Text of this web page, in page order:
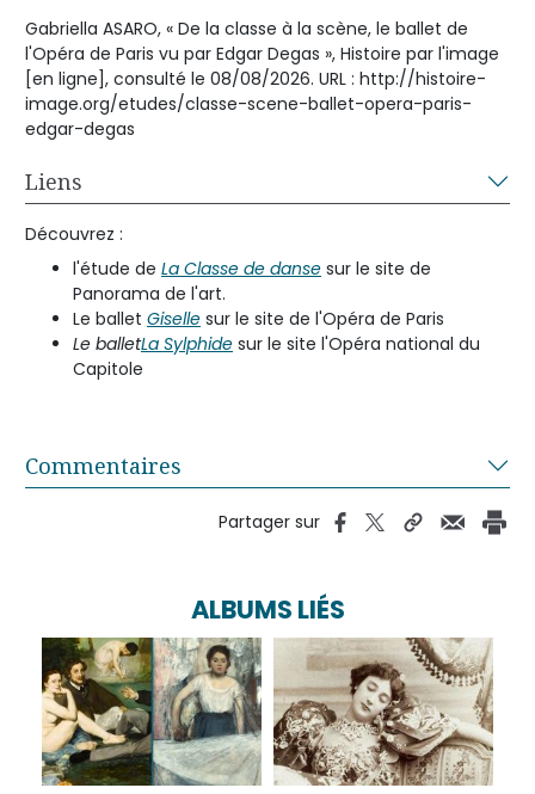
Gabriella ASARO, « De la classe à la scène, le ballet de
l'Opéra de Paris vu par Edgar Degas », Histoire par l'image
[en ligne], consulté le 08/08/2026. URL : http://histoire-
image.org/etudes/classe-scene-ballet-opera-paris-
edgar-degas
Liens
Découvrez :
l'étude de La Classe de danse sur le site de
Panorama de l'art.
Le ballet Giselle sur le site de l'Opéra de Paris
Le balletLa Sylphide sur le site l'Opéra national du
Capitole
Commentaires
Partager sur
ALBUMS LIÉS